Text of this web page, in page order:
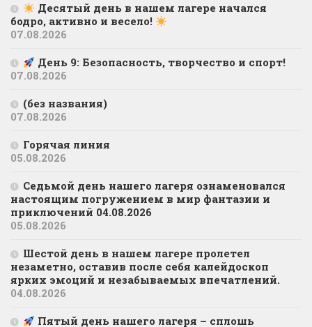
Десятый день в нашем лагере начался
бодро, активно и весело!
07.08.2026
День 9: Безопасность, творчество и спорт!
07.08.2026
(без названия)
07.08.2026
Горячая линия
05.08.2026
Седьмой день нашего лагеря ознаменовался
настоящим погружением в мир фантазии и
приключений 04.08.2026
05.08.2026
Шестой день в нашем лагере пролетел
незаметно, оставив после себя калейдоскоп
ярких эмоций и незабываемых впечатлений.
04.08.2026
Пятый день нашего лагеря – сплошь